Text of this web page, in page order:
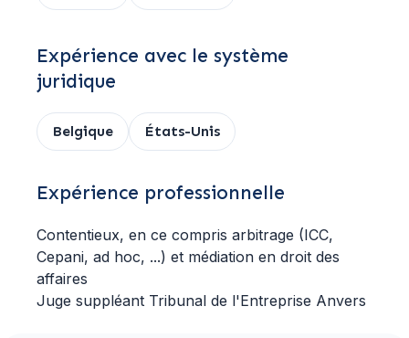
Expérience avec le système
juridique
Belgique États-Unis
Expérience professionnelle
Contentieux, en ce compris arbitrage (ICC,
Cepani, ad hoc, ...) et médiation en droit des
affaires
Juge suppléant Tribunal de l'Entreprise Anvers